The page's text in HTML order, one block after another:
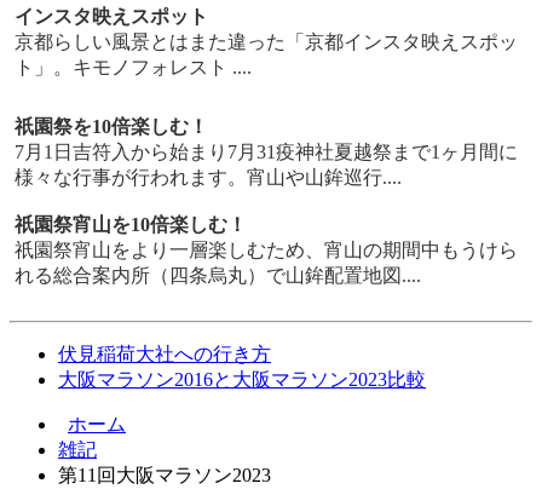
インスタ映えスポット
京都らしい風景とはまた違った「京都インスタ映えスポッ
ト」。キモノフォレスト ....
祇園祭を10倍楽しむ！
7月1日吉符入から始まり7月31疫神社夏越祭まで1ヶ月間に
様々な行事が行われます。宵山や山鉾巡行....
祇園祭宵山を10倍楽しむ！
祇園祭宵山をより一層楽しむため、宵山の期間中もうけら
れる総合案内所（四条烏丸）で山鉾配置地図....
伏見稲荷大社への行き方
大阪マラソン2016と大阪マラソン2023比較
ホーム
雑記
第11回大阪マラソン2023